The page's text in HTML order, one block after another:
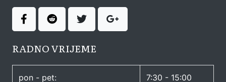
RADNO VRIJEME
pon - pet: 7:30 - 15:00